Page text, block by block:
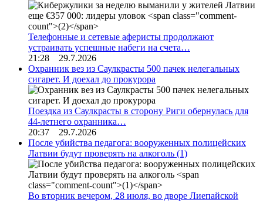
Телефонные и сетевые аферисты продолжают
устраивать успешные набеги на счета…
21:28 29.7.2026
Охранник вез из Саулкрасты 500 пачек нелегальных
сигарет. И доехал до прокурора
Поездка из Саулкрасты в сторону Риги обернулась для
44-летнего охранника…
20:37 29.7.2026
После убийства педагога: вооруженных полицейских
Латвии будут проверять на алкоголь (1)
Во вторник вечером, 28 июля, во дворе Лиепайской